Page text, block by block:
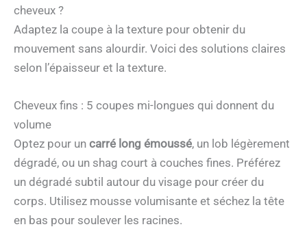
cheveux ?
Adaptez la coupe à la texture pour obtenir du
mouvement sans alourdir. Voici des solutions claires
selon l’épaisseur et la texture.
Cheveux fins : 5 coupes mi-longues qui donnent du
volume
Optez pour un carré long émoussé, un lob légèrement
dégradé, ou un shag court à couches fines. Préférez
un dégradé subtil autour du visage pour créer du
corps. Utilisez mousse volumisante et séchez la tête
en bas pour soulever les racines.